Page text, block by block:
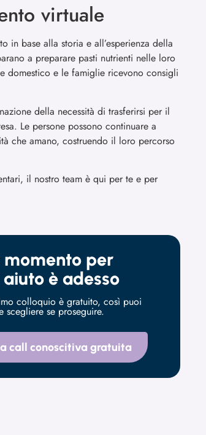
virtuale
in base alla storia e all’esperienza della
a preparare pasti nutrienti nelle loro
domestico e le famiglie ricevono consigli
della necessità di trasferirsi per il
Le persone possono continuare a
che amano, costruendo il loro percorso
il nostro team è qui per te e per
per
è adesso
colloquio è gratuito, così puoi
scegliere se proseguire.
call conoscitiva gratuita